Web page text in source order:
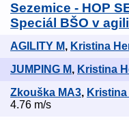
Sezemice - HOP
Speciál BŠO v
AGILITY M, Kristina
JUMPING M, Kristina
Zkouška MA3,
4.76 m/s